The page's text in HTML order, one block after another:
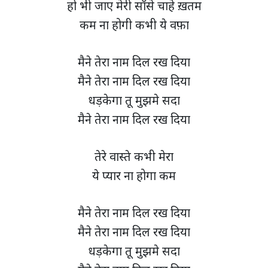
हो भी जाए मेरी साँसे चाहे ख़तम
कम ना होगी कभी ये वफ़ा
मैने तेरा नाम दिल रख दिया
मैने तेरा नाम दिल रख दिया
धड़केगा तू मुझमे सदा
मैने तेरा नाम दिल रख दिया
तेरे वास्ते कभी मेरा
ये प्यार ना होगा कम
मैने तेरा नाम दिल रख दिया
मैने तेरा नाम दिल रख दिया
धड़केगा तू मुझमे सदा